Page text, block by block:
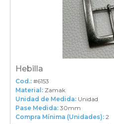
Hebilla
Cod.: #6153
Material: Zamak
Unidad de Medida: Unidad
Pase Medida: 30mm
Compra Mínima (Unidades): 2